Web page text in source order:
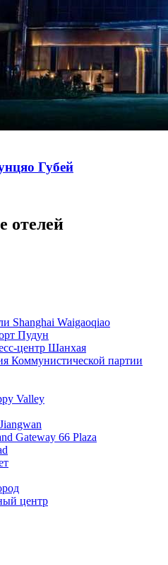
Губей
отелей
Shanghai Waigaoqiao
Пудун
центр Шанхая
Коммунистической партии
Valley
Gateway 66 Plaza
центр